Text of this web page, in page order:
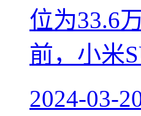
位为33.6
前，小米
2024-03-